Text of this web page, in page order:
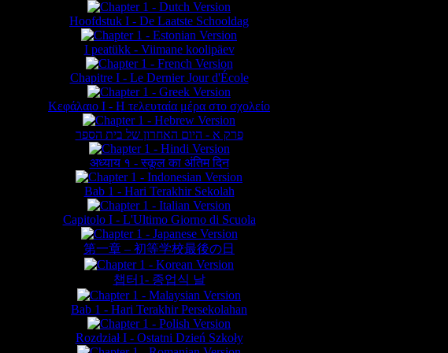
Hoofdstuk I - De Laatste Schooldag
I peatükk - Viimane koolipäev
Chapitre I - Le Dernier Jour d'École
Κεφάλαιο Ι - Η τελευταία μέρα στο σχολείο
פרק א - היום האחרון של בית הספר
अध्याय १ - स्कूल का अंतिम दिन
Bab 1 - Hari Terakhir Sekolah
Capitolo I - L'Ultimo Giorno di Scuola
第一章 – 初等学校最後の日
챕터1- 종업식 날
Bab 1 - Hari Terakhir Persekolahan
Rozdział I - Ostatni Dzień Szkoły